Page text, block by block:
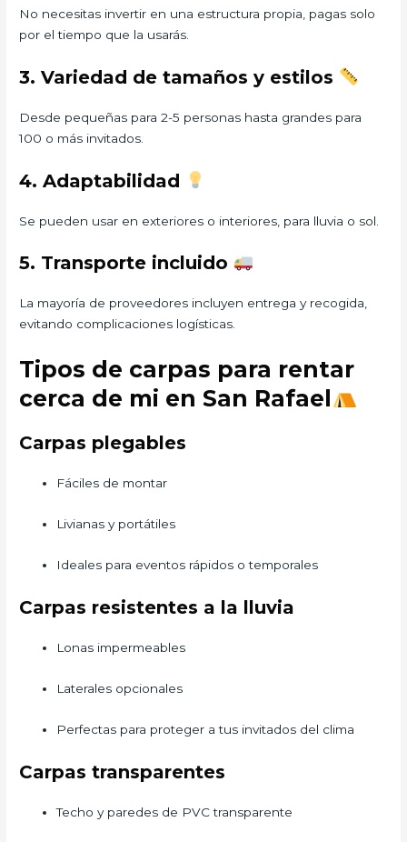
No necesitas invertir en una estructura propia, pagas solo
por el tiempo que la usarás.
3. Variedad de tamaños y estilos
Desde pequeñas para 2-5 personas hasta grandes para
100 o más invitados.
4. Adaptabilidad
Se pueden usar en exteriores o interiores, para lluvia o sol.
5. Transporte incluido
La mayoría de proveedores incluyen entrega y recogida,
evitando complicaciones logísticas.
Tipos de carpas para rentar
cerca de mi en San Rafael
Carpas plegables
Fáciles de montar
Livianas y portátiles
Ideales para eventos rápidos o temporales
Carpas resistentes a la lluvia
Lonas impermeables
Laterales opcionales
Perfectas para proteger a tus invitados del clima
Carpas transparentes
Techo y paredes de PVC transparente